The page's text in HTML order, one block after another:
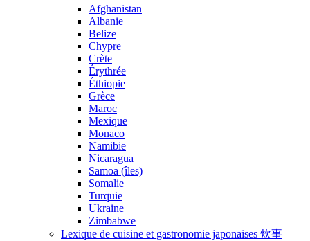
Afghanistan
Albanie
Belize
Chypre
Crète
Érythrée
Éthiopie
Grèce
Maroc
Mexique
Monaco
Namibie
Nicaragua
Samoa (îles)
Somalie
Turquie
Ukraine
Zimbabwe
Lexique de cuisine et gastronomie japonaises 炊事